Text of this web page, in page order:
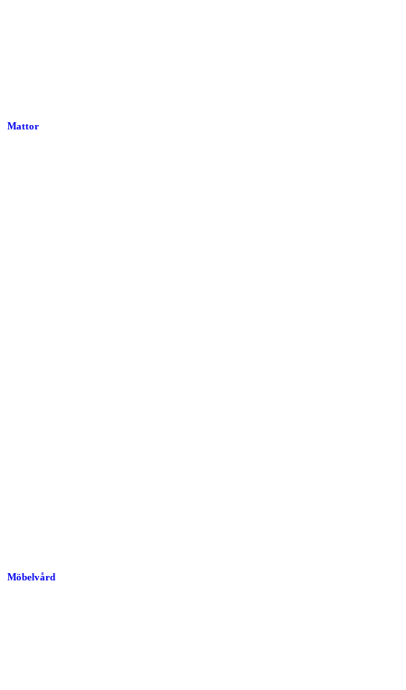
Mattor
Möbelvård